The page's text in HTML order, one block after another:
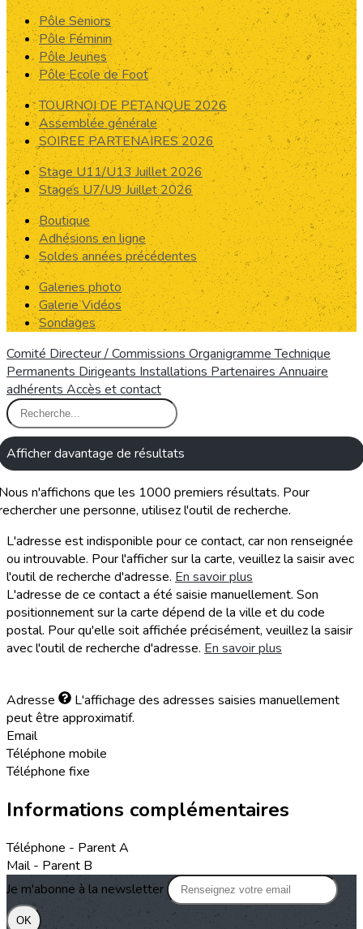
Pôle Seniors
Pôle Féminin
Pôle Jeunes
Pôle Ecole de Foot
TOURNOI DE PETANQUE 2026
Assemblée générale
SOIREE PARTENAIRES 2026
Stage U11/U13 Juillet 2026
Stages U7/U9 Juillet 2026
Boutique
Adhésions en ligne
Soldes années précédentes
Galeries photo
Galerie Vidéos
Sondages
Comité Directeur / Commissions Organigramme Technique
Permanents Dirigeants Installations Partenaires Annuaire
adhérents Accès et contact
Afficher davantage de résultats
n'affichons que les 1000 premiers résultats. Pour
une personne, utilisez l'outil de recherche.
L'adresse est indisponible pour ce contact, car non renseignée
ou introuvable. Pour l'afficher sur la carte, veuillez la saisir avec
l'outil de recherche d'adresse. En savoir plus
L'adresse de ce contact a été saisie manuellement. Son
positionnement sur la carte dépend de la ville et du code
postal. Pour qu'elle soit affichée précisément, veuillez la saisir
avec l'outil de recherche d'adresse. En savoir plus
Adresse
L'affichage des adresses saisies manuellement
peut être approximatif.
Email
Téléphone mobile
Téléphone fixe
Informations complémentaires
Téléphone - Parent A
Mail - Parent B
Je m'abonne à la newsletter
OK